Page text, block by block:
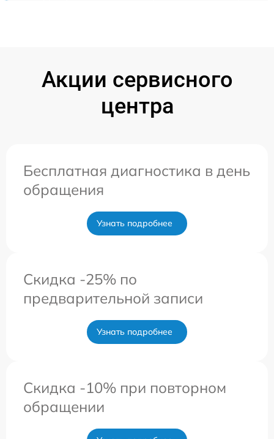
Акции сервисного
центра
Бесплатная диагностика в день
обращения
Узнать подробнее
Скидка -25% по
предварительной записи
Узнать подробнее
Скидка -10% при повторном
обращении